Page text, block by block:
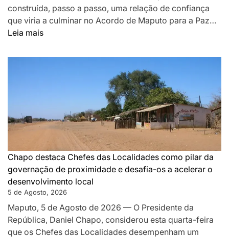
construída, passo a passo, uma relação de confiança
que viria a culminar no Acordo de Maputo para a Paz…
Leia mais:
MONTANHA
DA
PAZ
SILENCIOU
AS
ARMAS
EM
MOÇAMBIQUE
Chapo destaca Chefes das Localidades como pilar da
governação de proximidade e desafia-os a acelerar o
desenvolvimento local
5 de Agosto, 2026
Maputo, 5 de Agosto de 2026 — O Presidente da
República, Daniel Chapo, considerou esta quarta-feira
que os Chefes das Localidades desempenham um